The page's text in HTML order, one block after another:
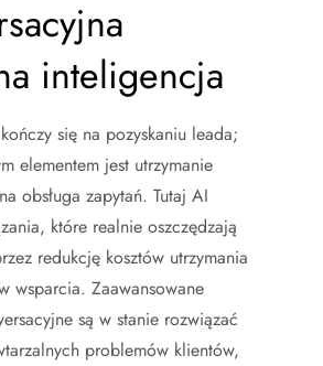
inteligencja
się na pozyskaniu leada;
elementem jest utrzymanie
obsługa zapytań. Tutaj AI
które realnie oszczędzają
redukcję kosztów utrzymania
wsparcia. Zaawansowane
są w stanie rozwiązać
problemów klientów,